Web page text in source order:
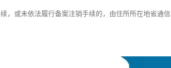
，或未依法履行备案注销手续的，由住所所在地省通信